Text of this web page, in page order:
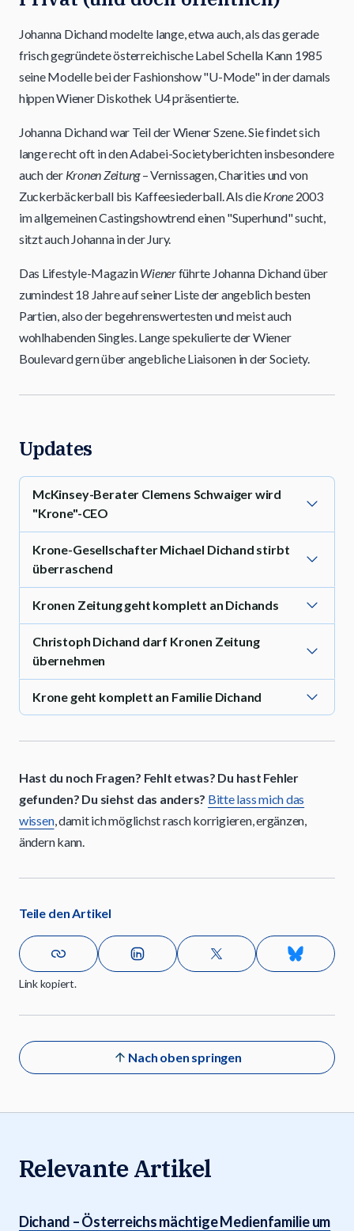
Johanna Dichand modelte lange, etwa auch, als das gerade
frisch gegründete österreichische Label Schella Kann 1985
seine Modelle bei der Fashionshow "U-Mode" in der damals
hippen Wiener Diskothek U4 präsentierte.
Johanna Dichand war Teil der Wiener Szene. Sie findet sich
lange recht oft in den Adabei-Societyberichten insbesondere
auch der Kronen Zeitung– Vernissagen, Charities und von
Zuckerbäckerball bis Kaffeesiederball. Als dieKrone2003
im allgemeinen Castingshowtrend einen "Superhund" sucht,
sitzt auch Johanna in der Jury.
Das Lifestyle-MagazinWienerführte Johanna Dichand über
zumindest 18 Jahre auf seiner Liste der angeblich besten
Partien, also der begehrenswertesten und meist auch
wohlhabenden Singles. Lange spekulierte der Wiener
Boulevard gern über angebliche Liaisonen in der Society.
Updates
McKinsey-Berater Clemens Schwaiger wird
"Krone"-CEO
Krone-Gesellschafter Michael Dichand stirbt
überraschend
Kronen Zeitung geht komplett an Dichands
Christoph Dichand darf Kronen Zeitung
übernehmen
Krone geht komplett an Familie Dichand
Hast du noch Fragen? Fehlt etwas? Du hast Fehler
gefunden? Du siehst das anders? Bitte lass mich das
wissen, damit ich möglichst rasch korrigieren, ergänzen,
ändern kann.
Teile den Artikel
Link kopiert.
Nach oben springen
Relevante Artikel
Dichand – Österreichs mächtige Medienfamilie um